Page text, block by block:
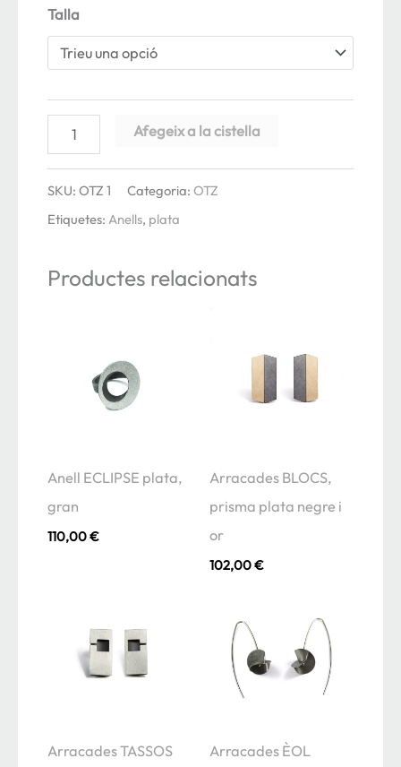
Talla
quantitat
de
Anell
OTZ
plata
Afegeix a la cistella
SKU: OTZ 1 Categoria: OTZ
Etiquetes: Anells, plata
Productes relacionats
Anell ECLIPSE plata,
gran
110,00€
Arracades BLOCS,
prisma plata negre i
or
102,00€
Arracades TASSOS Arracades ÈOL